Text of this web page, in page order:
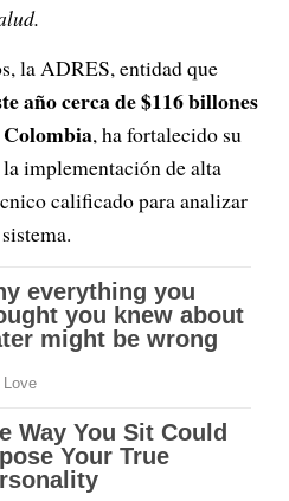
la ADRES, entidad que
año cerca de $116 billones
Colombia, ha fortalecido su
implementación de alta
calificado para analizar